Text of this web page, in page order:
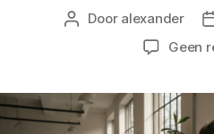
Berichtauteur
Door alexander
Geen